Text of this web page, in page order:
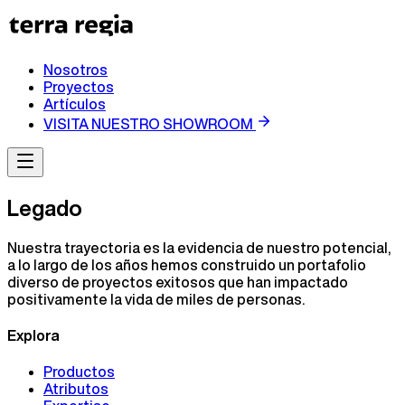
Nosotros
Proyectos
Artículos
VISITA NUESTRO SHOWROOM
Legado
Nuestra trayectoria es la evidencia de nuestro potencial,
a lo largo de los años hemos construido un portafolio
diverso de proyectos exitosos que han impactado
positivamente la vida de miles de personas.
Explora
Productos
Atributos